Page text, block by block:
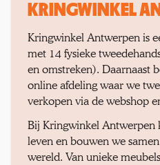
KRINGWINKEL
Kringwinkel Antwerpen is
met 14 fysieke
en omstreken). Daarnaast
online afdeling waar we
verkopen via de webshop
Bij Kringwinkel Antwerpen
leven en bouwen we
wereld. Van unieke